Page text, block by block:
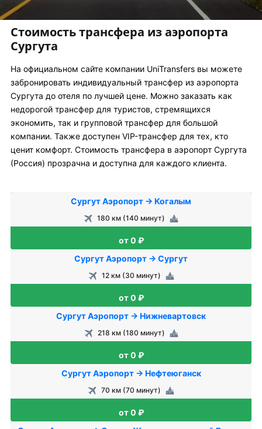
Стоимость трансфера из аэропорта
Сургута
На официальном сайте компании UniTransfers вы можете
забронировать индивидуальный трансфер из аэропорта
Сургута до отеля по лучшей цене. Можно заказать как
недорогой трансфер для туристов, стремящихся
экономить, так и групповой трансфер для большой
компании. Также доступен VIP-трансфер для тех, кто
ценит комфорт. Стоимость трансфера в аэропорт Сургута
(Россия) прозрачна и доступна для каждого клиента.
Сургут Аэропорт → Когалым
180 км (140 минут)
от 0 ₽
Сургут Аэропорт → Сургут
12 км (30 минут)
от 0 ₽
Сургут Аэропорт → Нижневартовск
218 км (180 минут)
от 0 ₽
Сургут Аэропорт → Нефтеюганск
70 км (70 минут)
от 0 ₽